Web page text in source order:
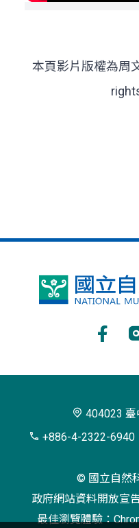
本頁影片版權為周
國
博
404023
+886-4-2322-6940
© 國立自然
政府網站資料開放宣
最佳瀏覽體驗：